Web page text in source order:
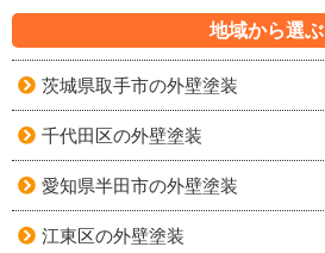
地域から選ぶ
茨城県取手市の外壁塗装
千代田区の外壁塗装
愛知県半田市の外壁塗装
江東区の外壁塗装